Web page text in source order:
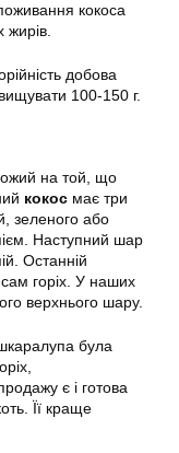
кокоса
жирів.
добова
100-150 г.
на той, що
кокос має три
зеленого або
Наступний шар
Останній
горіх. У наших
верхнього шару.
була
є і готова
Її краще